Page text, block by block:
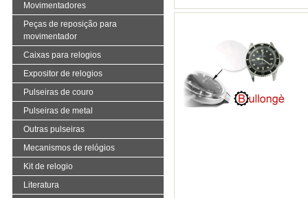
Movimentadores
Peças de reposição para
movimentador
Caixas para relogios
Expositor de relogios
Pulseiras de couro
Pulseiras de metal
Outras pulseiras
Mecanismos de relógios
Kit de relogio
Literatura